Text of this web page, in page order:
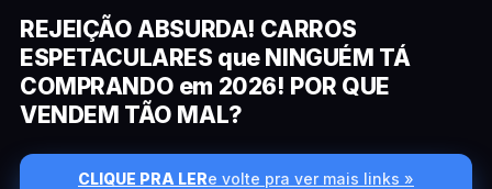
REJEIÇÃO ABSURDA! CARROS
ESPETACULARES que NINGUÉM TÁ
COMPRANDO em 2026! POR QUE
VENDEM TÃO MAL?
CLIQUE PRA LERe volte pra ver mais links »